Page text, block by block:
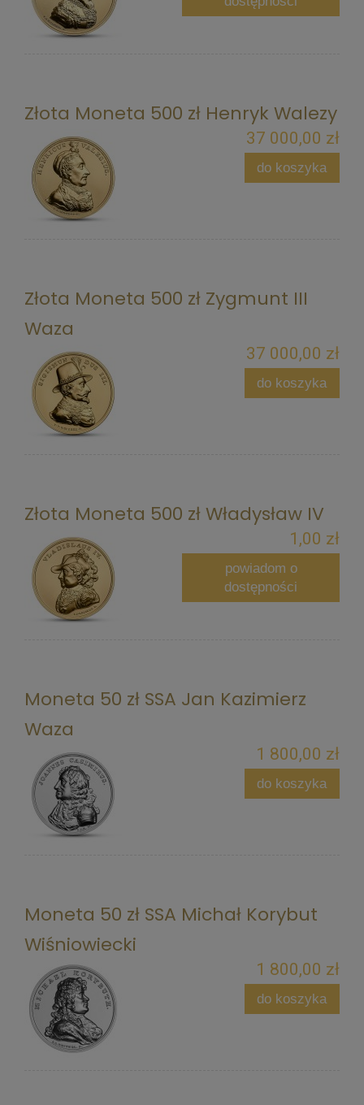
Złota Moneta 500 zł Henryk Walezy
37 000,00 zł
do koszyka
Złota Moneta 500 zł Zygmunt III
Waza
37 000,00 zł
do koszyka
Złota Moneta 500 zł Władysław IV
1,00 zł
powiadom o
dostępności
Moneta 50 zł SSA Jan Kazimierz
Waza
1 800,00 zł
do koszyka
Moneta 50 zł SSA Michał Korybut
Wiśniowiecki
1 800,00 zł
do koszyka